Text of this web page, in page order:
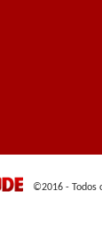
©2016 - Todos